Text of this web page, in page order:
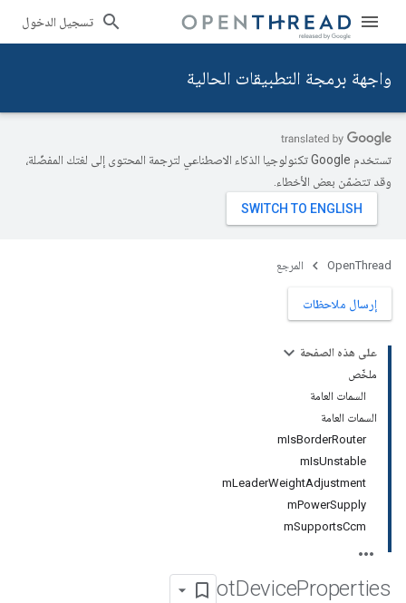
تسجيل الدخول
واجهة برمجة التطبيقات الحالية
تستخدم Google تكنولوجيا الذكاء الاصطناعي لترجمة المحتوى إلى لغتك المفضّلة،
وقد تتضمّن بعض الأخطاء.
OpenThread المرجع
إرسال ملاحظات
على هذه الصفحة
ملخّص
السمات العامة
السمات العامة
mIsBorderRouter
mIsUnstable
mLeaderWeightAdjustment
mPowerSupply
mSupportsCcm
otDeviceProperties